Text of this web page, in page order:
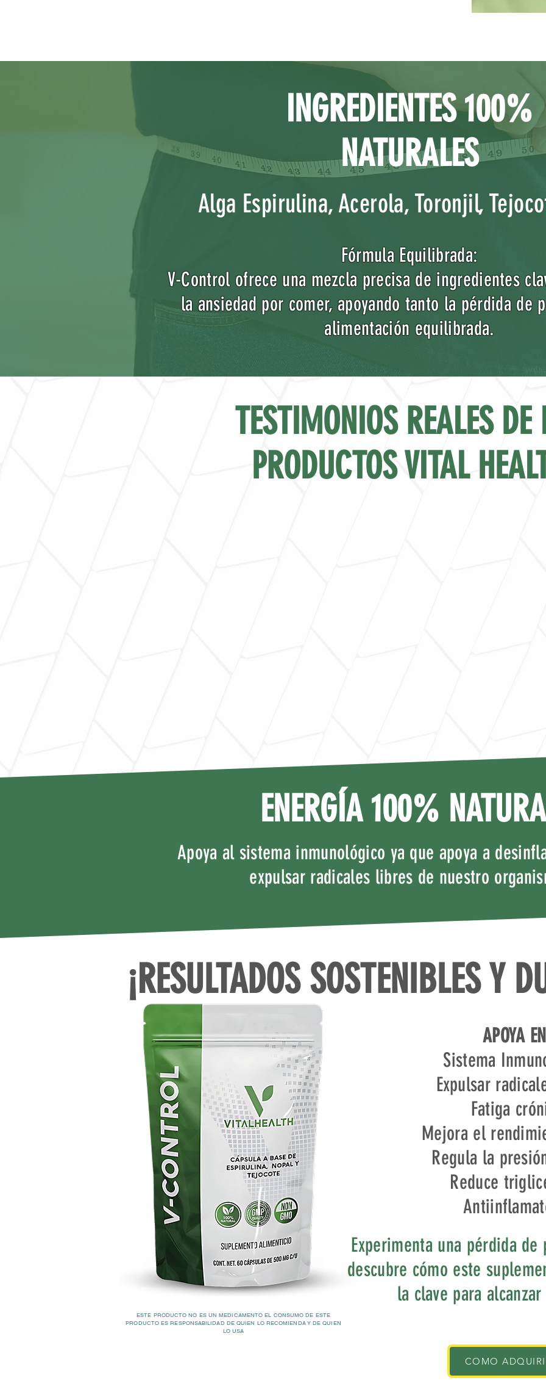
INGREDIENTES 100%
NATURALES
Alga Espirulina, Acerola, Toronjil,
Fórmula Equilibrada:
V-Control ofrece una mezcla precisa de ingredientes
la ansiedad por comer, apoyando tanto la pérdida de
alimentación equilibrada.
TESTIMONIOS REALES DE
PRODUCTOS VITAL
ENERGÍA 100%
Apoya al sistema inmunológico ya que apoya a
expulsar radicales libres de nuestro
¡RESULTADOS SOSTENIBLES Y
ESTE PRODUCTO NO ES UN MEDICAMENTO EL CONSUMO DE ESTE
PRODUCTO ES RESPONSABILIDAD DE QUIEN LO RECOMIENDA Y DE QUIEN
LO USA
Experimenta una pérdida
descubre cómo este
la clave para
APOYA
Sistema
Expulsar
Fatiga
Mejora el
Regula la
Reduce
COMO